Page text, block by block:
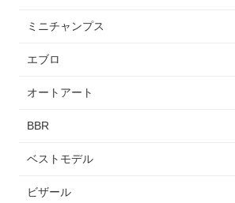
ミニチャンプス
エブロ
オートアート
BBR
ベストモデル
ビザール